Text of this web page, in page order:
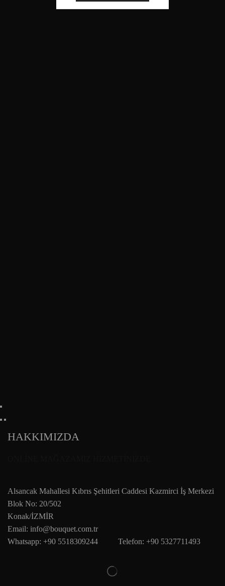
HAKKIMIZDA
Alsancak Mahallesi Kıbrıs Şehitleri Caddesi Kazmirci İş Merkezi
Blok No: 20/502
Konak/İZMİR
Email: info@bouquet.com.tr
Whatsapp: +90 5518309244 Telefon: +90 5327711493